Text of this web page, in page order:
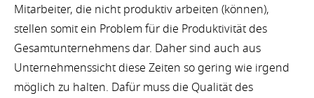
Mitarbeiter, die nicht produktiv arbeiten (können),
stellen somit ein Problem für die Produktivität des
Gesamtunternehmens dar. Daher sind auch aus
Unternehmenssicht diese Zeiten so gering wie irgend
möglich zu halten. Dafür muss die Qualität des